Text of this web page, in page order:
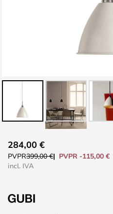
comienzo
galería
284,00 €
PVPR399,00 €
PVPR -115,00 €
incl. IVA